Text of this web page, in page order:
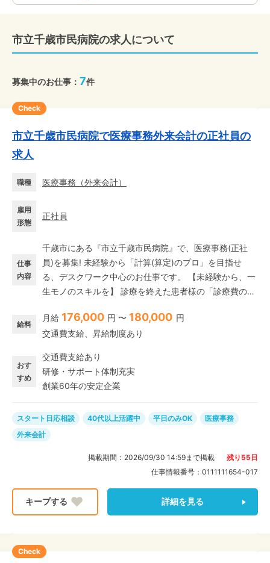
市立千歳市民病院の求人について
募集中のお仕事： 7件
Check
市立千歳市民病院で医療事務外来会計の正社員の
求人
職種 医療事務 （外来会計）
雇用
形態
正社員
仕事
内容
千歳市にある『市立千歳市民病院』で、医療事務(正社
員)を募集! 未経験から「計算(算定)のプロ」を目指せ
る、デスクワーク中心のお仕事です。 【未経験から、一
生モノのスキルを】 診療を終えた患者様の「診療費の計
が、入社後の研修や先輩のサポートで、イチから身につ
けられます。 「単なるデータ入力では物足りない」「手
イント!★ ◎土日祝休み(完全週休二日制) 年間休日120日
以上。ご家庭やプライベートの時間もしっかり確保でき
ます! オンとオフの切り替えがしっかりできるのは嬉しい
給料
月給 176,000 円 〜 180,000 円
交通費支給、昇給制度あり
おす
すめ
交通費支給あり
研修・サポート体制充実
創業60年の安定企業
スタート日応相談 40代以上活躍中 平日のみOK
医療事務
外来会計
掲載期間： 2026/09/30 14:59まで掲載 残り 55 日
仕事情報番号： 0111111654-017
詳細を見る
Check